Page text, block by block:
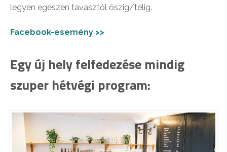
legyen egészen tavasztól őszig/télig.
Facebook-esemény >>
Egy új hely felfedezése mindig
szuper hétvégi program: